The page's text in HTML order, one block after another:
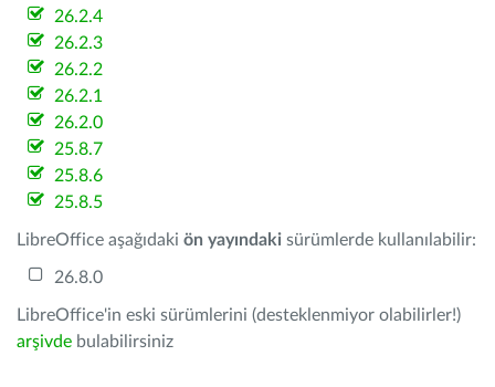
26.2.4
26.2.3
26.2.2
26.2.1
26.2.0
25.8.7
25.8.6
25.8.5
LibreOffice aşağıdaki ön yayındaki sürümlerde kullanılabilir:
26.8.0
LibreOffice'in eski sürümlerini (desteklenmiyor olabilirler!)
arşivde bulabilirsiniz